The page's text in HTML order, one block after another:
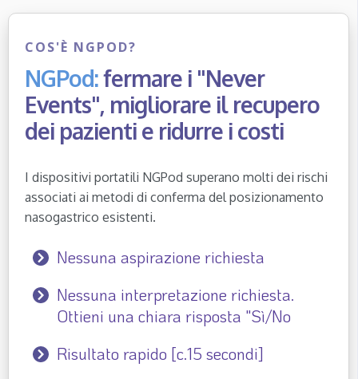
COS'È NGPOD?
NGPod:fermare i "Never
Events", migliorare il recupero
dei pazienti e ridurre i costi
I dispositivi portatili NGPod superano molti dei rischi
associati ai metodi di conferma del posizionamento
nasogastrico esistenti.
Nessuna aspirazione richiesta
Nessuna interpretazione richiesta.
Ottieni una chiara risposta "Sì/No
Risultato rapido [c.15 secondi]